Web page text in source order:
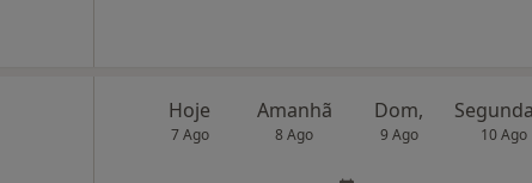
Hoje
7 Ago
Amanhã
8 Ago
Dom,
9 Ago 10 Ago